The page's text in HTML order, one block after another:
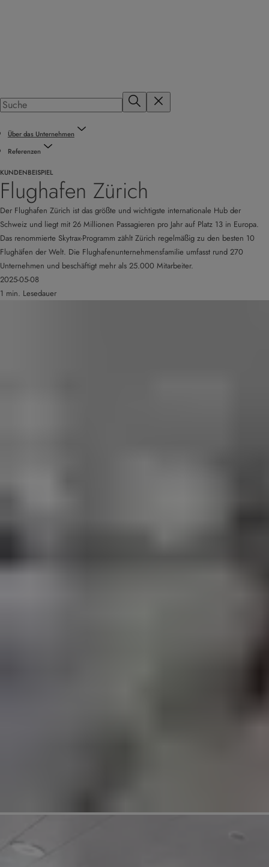
Über das Unternehmen
Referenzen
KUNDENBEISPIEL
Flughafen Zürich
Der Flughafen Zürich ist das größte und wichtigste internationale Hub der
Schweiz und liegt mit 26 Millionen Passagieren pro Jahr auf Platz 13 in Europa.
Das renommierte Skytrax-Programm zählt Zürich regelmäßig zu den besten 10
Flughäfen der Welt. Die Flughafenunternehmensfamilie umfasst rund 270
Unternehmen und beschäftigt mehr als 25.000 Mitarbeiter.
2025-05-08
1 min. Lesedauer